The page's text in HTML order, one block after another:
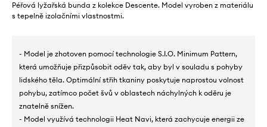
Péřová lyžařská bunda z kolekce Descente. Model vyroben z materiálu
s tepelně izolačními vlastnostmi.
- Model je zhotoven pomocí technologie S.I.O. Minimum Pattern,
která umožňuje přizpůsobit oděv tak, aby byl v souladu s pohyby
lidského těla. Optimální střih tkaniny poskytuje naprostou volnost
pohybu, zatímco počet švů v oblastech náchylných k oděru je
znatelně snížen.
- Model využívá technologii Heat Navi, která zachycuje energii ze